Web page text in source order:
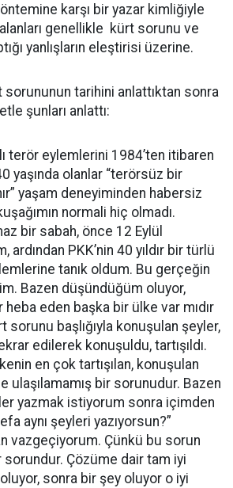
karşı bir yazar kimliğiyle
alanları genellikle kürt sorunu ve
yanlışların eleştirisi üzerine.
sorununun tarihini anlattıktan sonra
şunları anlattı:
terör eylemlerini 1984’ten itibaren
yaşında olanlar “terörsüz bir
yaşam deneyiminden habersiz
normali hiç olmadı.
bir sabah, önce 12 Eylül
ardından PKK’nin 40 yıldır bir türlü
tanık oldum. Bu gerçeğin
Bazen düşündüğüm oluyor,
eden başka bir ülke var mıdır
sorunu başlığıyla konuşulan şeyler,
edilerek konuşuldu, tartışıldı.
en çok tartışılan, konuşulan
ulaşılamamış bir sorunudur. Bazen
yazmak istiyorum sonra içimden
aynı şeyleri yazıyorsun?”
vazgeçiyorum. Çünkü bu sorun
sorundur. Çözüme dair tam iyi
sonra bir şey oluyor o iyi